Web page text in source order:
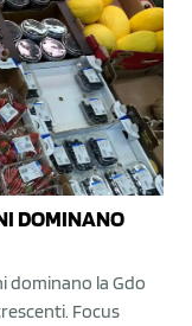
DOMINANO
dominano la Gdo
Focus